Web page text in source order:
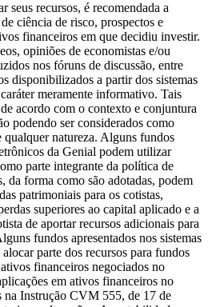
seus recursos, é recomendada a
ciência de risco, prospectos e
financeiros em que decidiu investir.
opiniões de economistas e/ou
nos fóruns de discussão, entre
disponibilizados a partir dos sistemas
meramente informativo. Tais
acordo com o contexto e conjuntura
podendo ser considerados como
qualquer natureza. Alguns fundos
da Genial podem utilizar
parte integrante da política de
da forma como são adotadas, podem
patrimoniais para os cotistas,
superiores ao capital aplicado e a
de aportar recursos adicionais para
fundos apresentados nos sistemas
parte dos recursos para fundos
financeiros negociados no
em ativos financeiros no
na Instrução CVM 555, de 17 de